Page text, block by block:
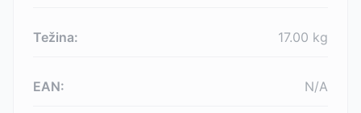
Težina: 17.00 kg
EAN: N/A